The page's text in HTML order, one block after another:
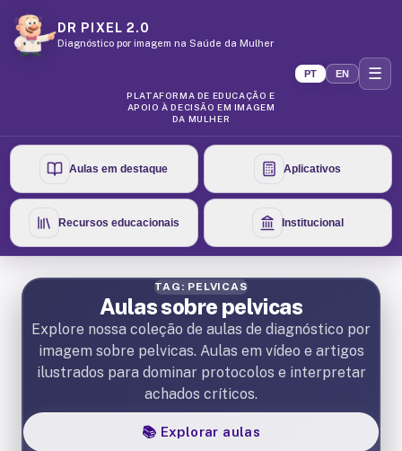
DR PIXEL 2.0
Diagnóstico por imagem na Saúde da Mulher
PLATAFORMA DE EDUCAÇÃO E
APOIO À DECISÃO EM IMAGEM
DA MULHER
PT EN ☰
Aulas em destaque Aplicativos
Recursos educacionais Institucional
TAG: PELVICAS
Aulas sobre pelvicas
Explore nossa coleção de aulas de diagnóstico por
imagem sobre pelvicas. Aulas em vídeo e artigos
ilustrados para dominar protocolos e interpretar
achados críticos.
📚 Explorar aulas